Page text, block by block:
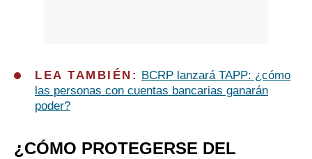
LEA TAMBIÉN:
BCRP lanzará TAPP: ¿cómo
las personas con cuentas bancarias ganarán
poder?
¿CÓMO PROTEGERSE DEL